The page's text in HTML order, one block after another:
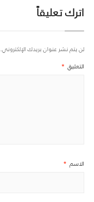
اترك تعليقاً
لن يتم نشر عنوان بريدك الإلكتروني.
التعليق *
الاسم *